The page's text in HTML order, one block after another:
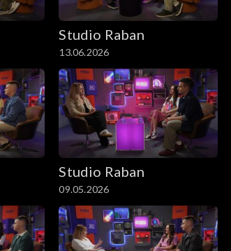
Studio Raban
13.06.2026
Studio Raban
09.05.2026